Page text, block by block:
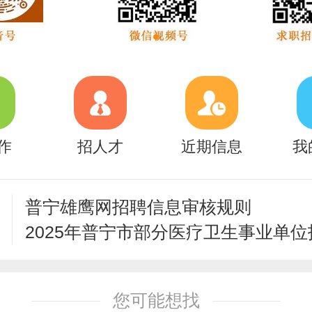
招人才 近期信息 我
普宁雄鹰网招聘信息审核规则
您可能想找